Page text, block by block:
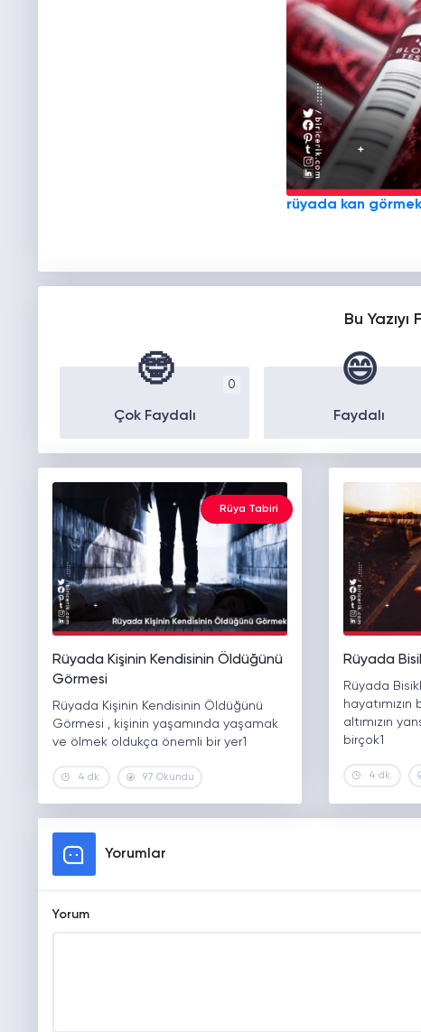
rüyada kan görmek
Bu
0
🤓
Çok Faydalı
😄
Faydalı
Rüya Tabiri
Rüyada Kişinin Kendisinin Öldüğünü
Görmesi
Rüyada Kişinin Kendisinin Öldüğünü
Görmesi , kişinin yaşamında yaşamak
ve ölmek oldukça önemli bir yer1
4 dk. 97 Okundu
Rüyada
Rüyada
hayatımızın
altımızın
birçok1
4 dk.
Yorumlar
Yorum